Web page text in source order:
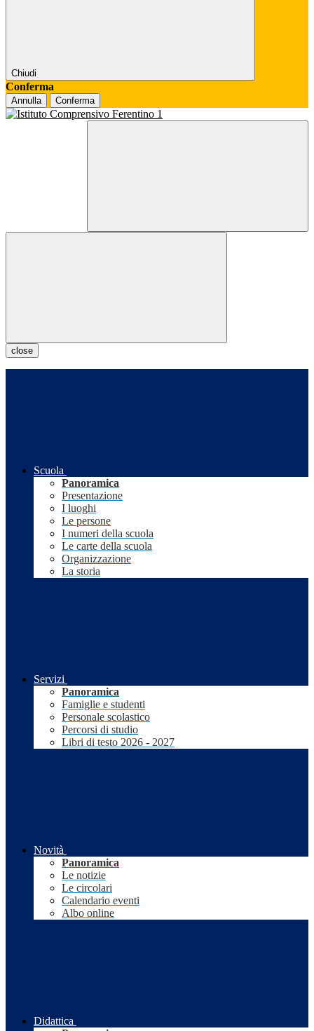
Chiudi
Conferma
Annulla Conferma
close
Scuola
Panoramica
Presentazione
I luoghi
Le persone
I numeri della scuola
Le carte della scuola
Organizzazione
La storia
Servizi
Panoramica
Famiglie e studenti
Personale scolastico
Percorsi di studio
Libri di testo 2026 - 2027
Novità
Panoramica
Le notizie
Le circolari
Calendario eventi
Albo online
Didattica